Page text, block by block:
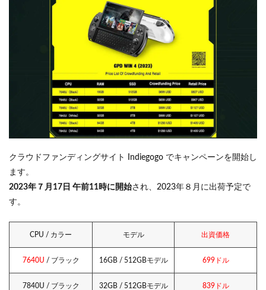
クラウドファンディングサイト Indiegogo でキャンペーンを開始し
ます。
2023年７月17日 午前11時に開始され、2023年８月に出荷予定で
す。
CPU / カラー モデル 出資価格
7640U / ブラック 16GB / 512GBモデル 699ドル
7840U / ブラック 32GB / 512GBモデル 839ドル